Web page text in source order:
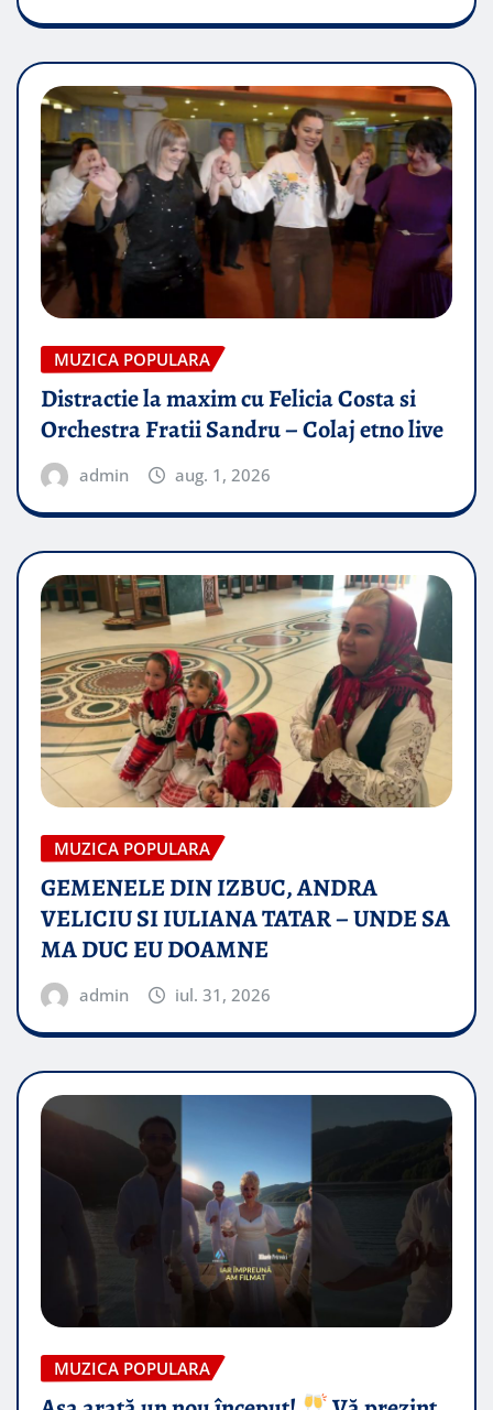
MUZICA POPULARA
Distractie la maxim cu Felicia Costa si
Orchestra Fratii Sandru – Colaj etno live
admin aug. 1, 2026
MUZICA POPULARA
GEMENELE DIN IZBUC, ANDRA
VELICIU SI IULIANA TATAR – UNDE SA
MA DUC EU DOAMNE
admin iul. 31, 2026
MUZICA POPULARA